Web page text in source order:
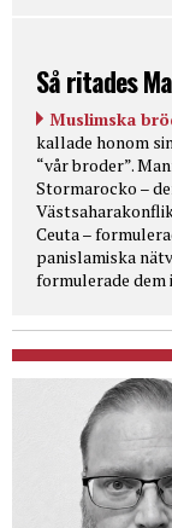
Så ritades
Muslimska
kallade honom
“vår broder”.
Stormarocko –
Ceuta –
panislamiska
formulerade